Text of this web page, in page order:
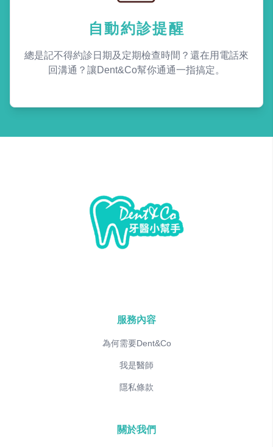
自動約診提醒
總是記不得約診日期及定期檢查時間？還在用電話來
回溝通？讓Dent&Co幫你通通一指搞定。
服務內容
為何需要Dent&Co
我是醫師
隱私條款
關於我們